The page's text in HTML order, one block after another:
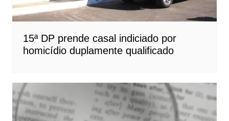
15ª DP prende casal indiciado por
homicídio duplamente qualificado